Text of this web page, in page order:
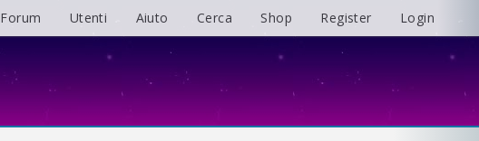
Forum Utenti Aiuto Cerca Shop Register Login